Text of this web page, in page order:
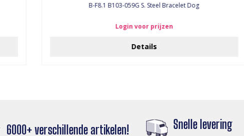
B-F8.1 B103-059G S. Steel Bracelet Dog
Login voor prijzen
Details
6000+ verschillende artikelen! Snelle levering